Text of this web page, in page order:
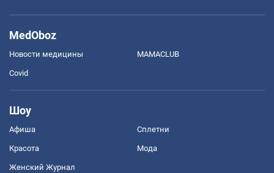
MedOboz
Новости медицины MAMACLUB
Covid
Шоу
Афиша Сплетни
Красота Мода
Женский Журнал